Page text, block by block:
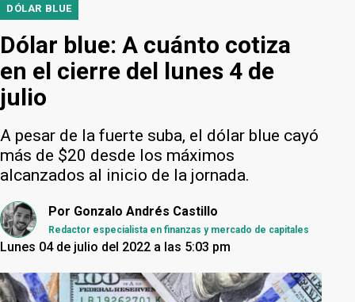
DÓLAR BLUE
Dólar blue: A cuánto cotiza
en el cierre del lunes 4 de
julio
A pesar de la fuerte suba, el dólar blue cayó
más de $20 desde los máximos
alcanzados al inicio de la jornada.
Por Gonzalo Andrés Castillo
Redactor especialista en finanzas y mercado de capitales
Lunes 04 de julio del 2022 a las 5:03 pm